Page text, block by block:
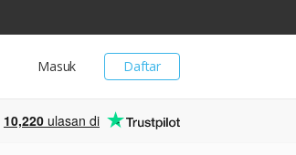
Daftar
Masuk
10,220 ulasan di